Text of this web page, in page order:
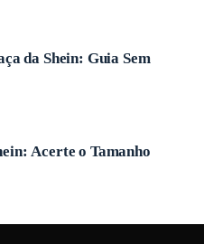
da Shein: Guia Sem
Acerte o Tamanho